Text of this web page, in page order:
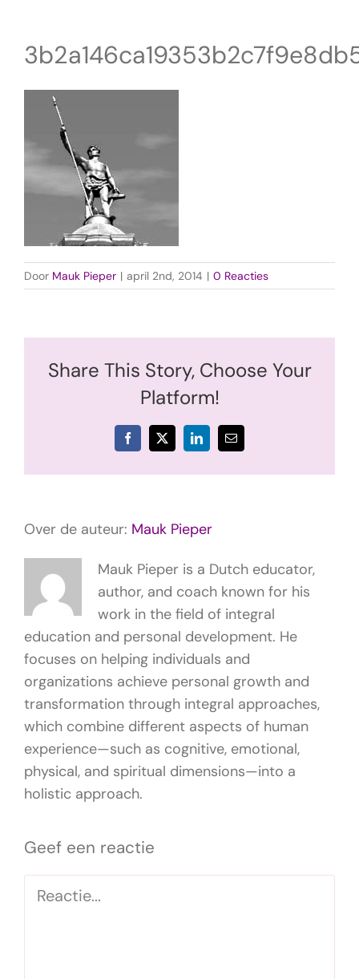
Door Mauk Pieper | april 2nd, 2014 | 0 Reacties
Share This Story, Choose Your
Platform!
Facebook
X LinkedIn
E-
mail
Over de auteur: Mauk Pieper
Mauk Pieper is a Dutch educator,
author, and coach known for his
work in the field of integral
education and personal development. He
focuses on helping individuals and
organizations achieve personal growth and
transformation through integral approaches,
which combine different aspects of human
experience—such as cognitive, emotional,
physical, and spiritual dimensions—into a
holistic approach.
Geef een reactie
Reactie